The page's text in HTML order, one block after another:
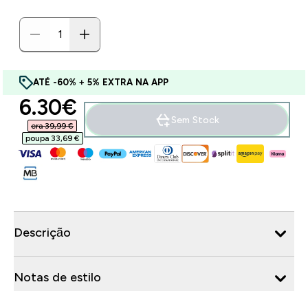
ATÉ -60% + 5% EXTRA NA APP
discounted price
6.30€‎
era 39,99 €‎
poupa 33,69 €‎
Sem Stock
Descrição
Notas de estilo